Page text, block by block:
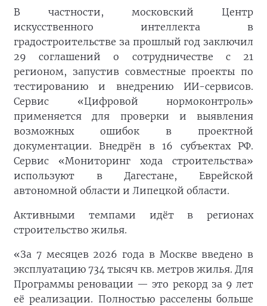
В частности, московский Центр
искусственного интеллекта в
градостроительстве за прошлый год заключил
29 соглашений о сотрудничестве с 21
регионом, запустив совместные проекты по
тестированию и внедрению ИИ-сервисов.
Сервис «Цифровой нормоконтроль»
применяется для проверки и выявления
возможных ошибок в проектной
документации. Внедрён в 16 субъектах РФ.
Сервис «Мониторинг хода строительства»
используют в Дагестане, Еврейской
автономной области и Липецкой области.
Активными темпами идёт в регионах
строительство жилья.
«За 7 месяцев 2026 года в Москве введено в
эксплуатацию 734 тысяч кв. метров жилья. Для
Программы реновации — это рекорд за 9 лет
её реализации. Полностью расселены больше